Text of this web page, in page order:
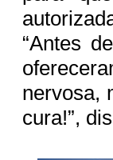
“Antes
nervosa,
cura!”,